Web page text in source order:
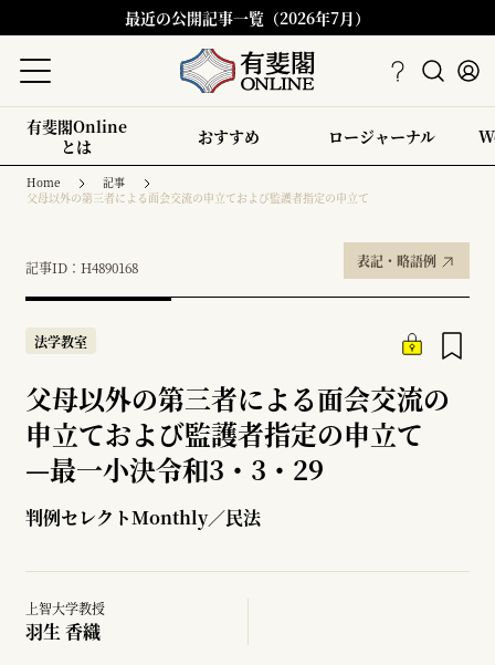
最近の公開記事一覧（2026年7月）
有斐閣Online
とは
おすすめ ロージャーナル
Home
記事
父母以外の第三者による面会交流の申立ておよび監護者指定の申立て
記事ID：H4890168 表記・略語例
法学教室
父母以外の第三者による面会交流の
申立ておよび監護者指定の申立て
—最一小決令和3・3・29
判例セレクトMonthly／民法
上智大学教授
羽生 香織